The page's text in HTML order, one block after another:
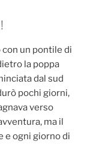
un pontile di
la poppa
dal sud
pochi giorni,
verso
ma il
e ogni giorno di